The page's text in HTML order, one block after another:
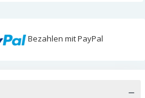
Bezahlen mit PayPal